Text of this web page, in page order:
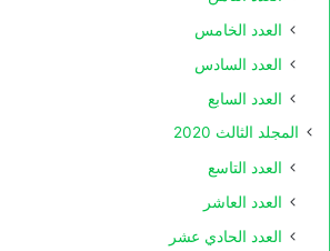
العدد الخامس
العدد السادس
العدد السابع
المجلد الثالث 2020
العدد التاسع
العدد العاشر
العدد الحادي عشر